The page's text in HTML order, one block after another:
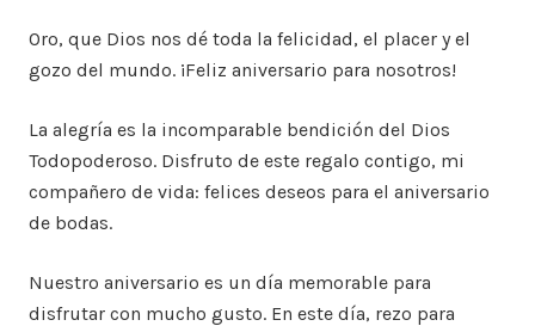
Oro, que Dios nos dé toda la felicidad, el placer y el
gozo del mundo. ¡Feliz aniversario para nosotros!
La alegría es la incomparable bendición del Dios
Todopoderoso. Disfruto de este regalo contigo, mi
compañero de vida: felices deseos para el aniversario
de bodas.
Nuestro aniversario es un día memorable para
disfrutar con mucho gusto. En este día, rezo para